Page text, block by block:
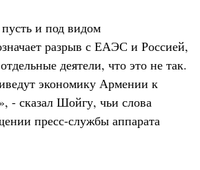
и под видом
разрыв с ЕАЭС и Россией,
деятели, что это не так.
экономику Армении к
- сказал Шойгу, чьи слова
пресс-службы аппарата